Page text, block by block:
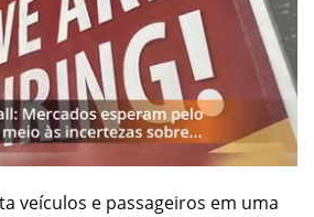
veículos e passageiros em uma